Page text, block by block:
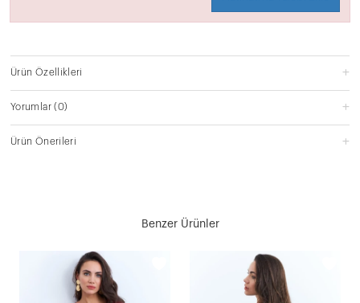
Ürün Özellikleri
Yorumlar(0)
Ürün Önerileri
Benzer Ürünler